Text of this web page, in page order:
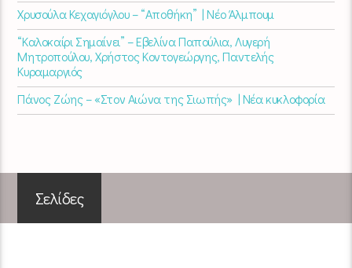
Χρυσούλα Κεχαγιόγλου – “Αποθήκη” | Νέο Άλμπουμ
“Καλοκαίρι Σημαίνει” – Εβελίνα Παπούλια, Λυγερή
Μητροπούλου, Χρήστος Κοντογεώργης, Παντελής
Κυραμαργιός
Πάνος Ζώης – «Στον Αιώνα της Σιωπής» | Νέα κυκλοφορία
Σελίδες